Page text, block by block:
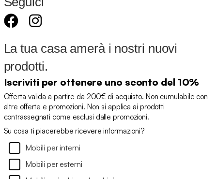
La tua casa amerà i nostri nuovi
prodotti.
Iscriviti per ottenere uno sconto del 10%
Offerta valida a partire da 200€ di acquisto. Non cumulabile con
altre offerte e promozioni. Non si applica ai prodotti
contrassegnati come esclusi dalle promozioni.
Su cosa ti piacerebbe ricevere informazioni?
Mobili per interni
Mobili per esterni